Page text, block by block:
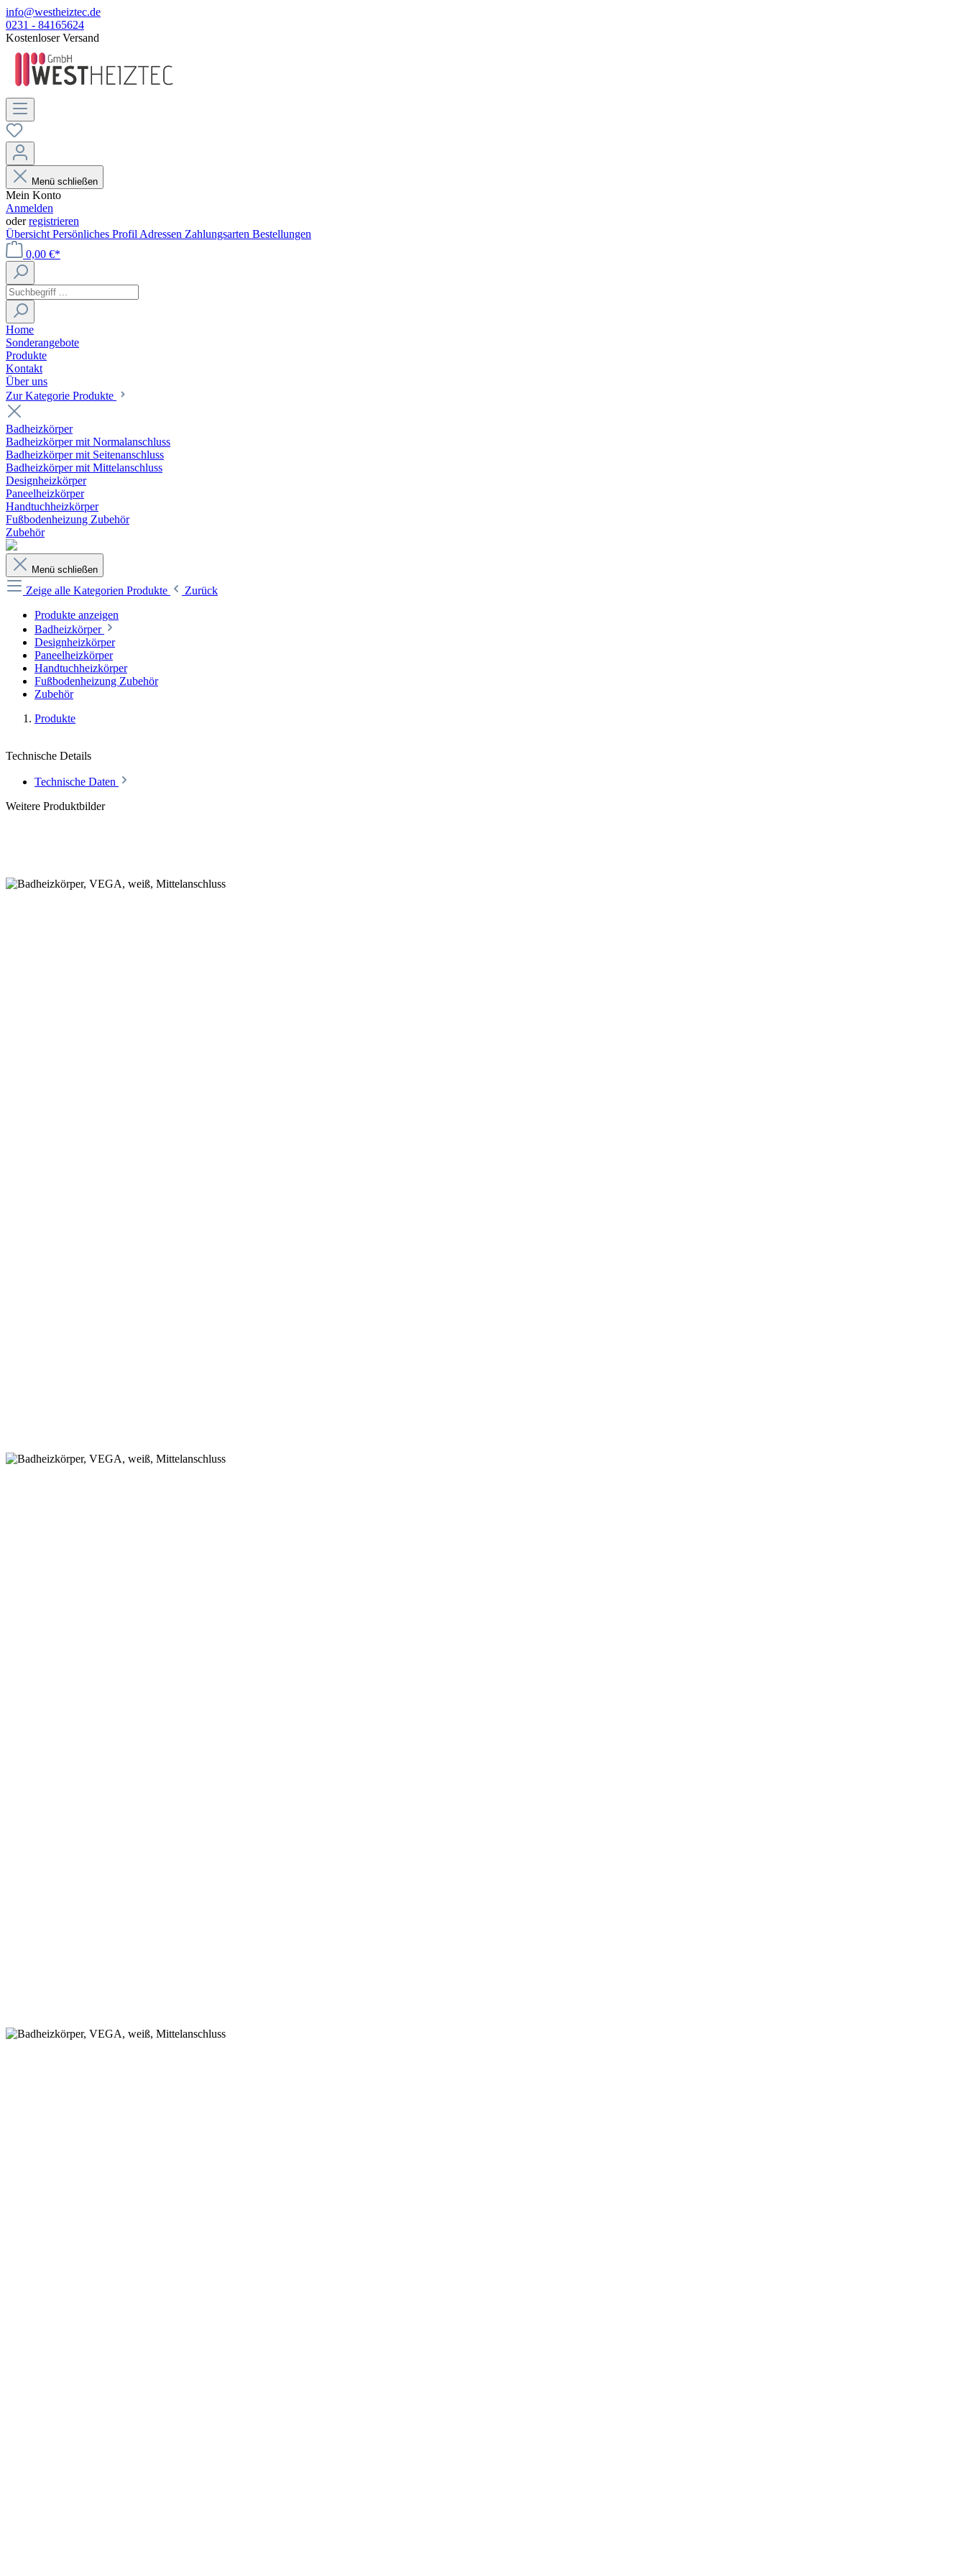
info@westheiztec.de
0231 - 84165624
Kostenloser Versand
Menü schließen
Mein Konto
Anmelden
oderregistrieren
Übersicht Persönliches Profil Adressen Zahlungsarten Bestellungen
0,00 €*
Home
Sonderangebote
Produkte
Kontakt
Über uns
Zur Kategorie Produkte
Badheizkörper
Badheizkörper mit Normalanschluss
Badheizkörper mit Seitenanschluss
Badheizkörper mit Mittelanschluss
Designheizkörper
Paneelheizkörper
Handtuchheizkörper
Fußbodenheizung Zubehör
Zubehör
Menü schließen
Zeige alle Kategorien Produkte
Zurück
Produkte anzeigen
Badheizkörper
Designheizkörper
Paneelheizkörper
Handtuchheizkörper
Fußbodenheizung Zubehör
Zubehör
Produkte
Technische Details
Technische Daten
Weitere Produktbilder